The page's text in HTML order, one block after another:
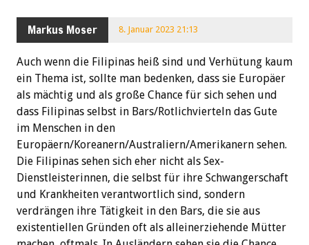
Markus Moser 8. Januar 2023 21:13
Auch wenn die Filipinas heiß sind und Verhütung kaum
ein Thema ist, sollte man bedenken, dass sie Europäer
als mächtig und als große Chance für sich sehen und
dass Filipinas selbst in Bars/Rotlichvierteln das Gute
im Menschen in den
Europäern/Koreanern/Australiern/Amerikanern sehen.
Die Filipinas sehen sich eher nicht als Sex-
Dienstleisterinnen, die selbst für ihre Schwangerschaft
und Krankheiten verantwortlich sind, sondern
verdrängen ihre Tätigkeit in den Bars, die sie aus
existentiellen Gründen oft als alleinerziehende Mütter